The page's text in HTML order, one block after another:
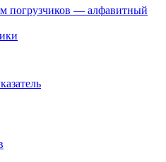
погрузчиков — алфавитный